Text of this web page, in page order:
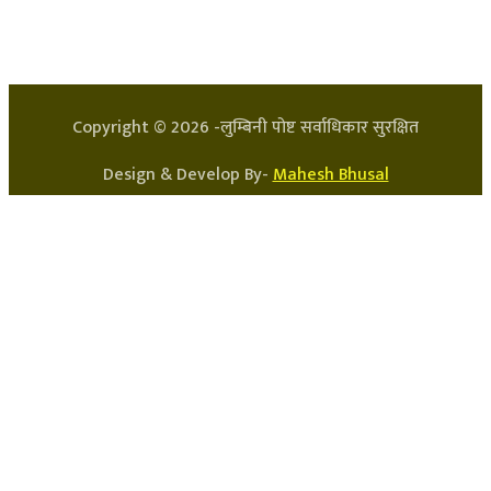
Copyright ©2026 -लुम्बिनी पोष्ट सर्वाधिकार सुरक्षित
Design & Develop By-Mahesh Bhusal